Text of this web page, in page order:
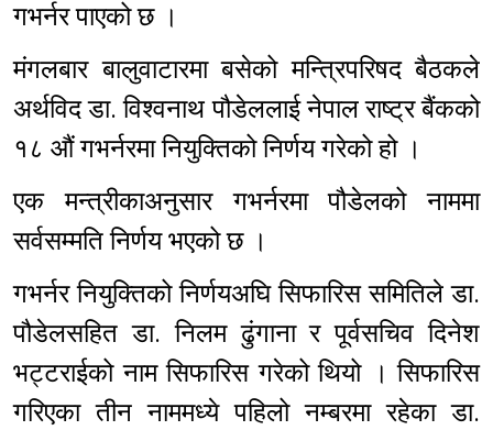
गभर्नर पाएको छ ।
मंगलबार बालुवाटारमा बसेको मन्त्रिपरिषद बैठकले
अर्थविद डा. विश्वनाथ पौडेललाई नेपाल राष्ट्र बैंकको
१८ औं गभर्नरमा नियुक्तिको निर्णय गरेको हो ।
एक मन्त्रीकाअनुसार गभर्नरमा पौडेलको नाममा
सर्वसम्मति निर्णय भएको छ ।
गभर्नर नियुक्तिको निर्णयअघि सिफारिस समितिले डा.
पौडेलसहित डा. निलम ढुंगाना र पूर्वसचिव दिनेश
भट्टराईको नाम सिफारिस गरेको थियो । सिफारिस
गरिएका तीन नाममध्ये पहिलो नम्बरमा रहेका डा.